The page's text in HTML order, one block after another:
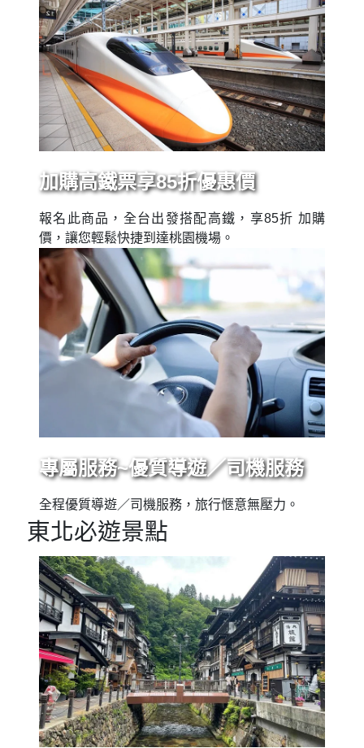
加購高鐵票享85折優惠價
報名此商品，全台出發搭配高鐵，享85折 加購
價，讓您輕鬆快捷到達桃園機場。
專屬服務~優質導遊／司機服務
全程優質導遊／司機服務，旅行愜意無壓力。
東北必遊景點